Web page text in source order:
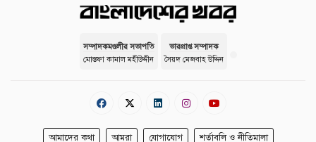
সম্পাদকমণ্ডলীর সভাপতি
মোস্তফা কামাল মহীউদ্দীন
ভারপ্রাপ্ত সম্পাদক
সৈয়দ মেজবাহ উদ্দিন
আমাদের কথা আমরা যোগাযোগ শর্তাবলি ও নীতিমালা